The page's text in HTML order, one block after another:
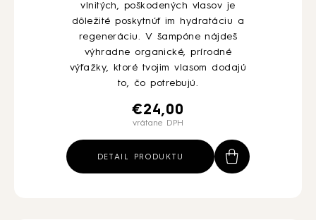
vlnitých, poškodených vlasov je
dôležité poskytnúť im hydratáciu a
regeneráciu. V šampóne nájdeš
výhradne organické, prírodné
výťažky, ktoré tvojim vlasom dodajú
to, čo potrebujú.
€24,00
vrátane DPH
DETAIL PRODUKTU